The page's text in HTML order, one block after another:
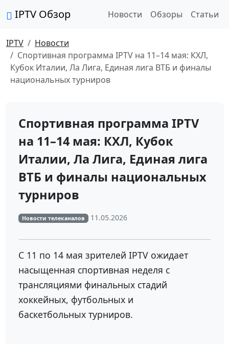
IPTV Обзор Новости Обзоры Статьи
IPTV
Новости
Спортивная программа IPTV на 11–14 мая: КХЛ,
Кубок Италии, Ла Лига, Единая лига ВТБ и финалы
национальных турниров
Спортивная программа IPTV
на 11–14 мая: КХЛ, Кубок
Италии, Ла Лига, Единая лига
ВТБ и финалы национальных
турниров
Новости телеканалов 11.05.2026
С 11 по 14 мая зрителей IPTV ожидает
насыщенная спортивная неделя с
трансляциями финальных стадий
хоккейных, футбольных и
баскетбольных турниров.